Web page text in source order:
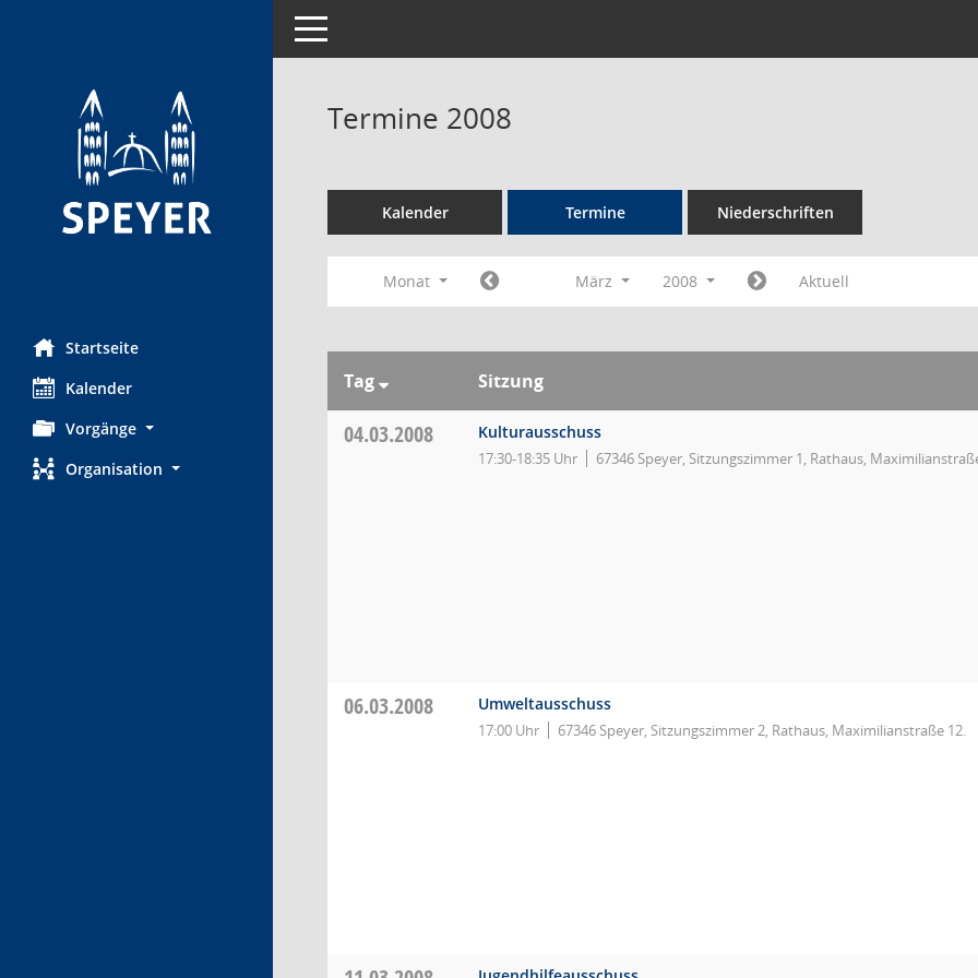
Startseite
Kalender
Vorgänge
Organisation
Toggle navigation
Termine 2008
Kalender Termine Niederschriften
Monat März 2008 Aktuell
Tag Sitzung
04.03.2008 Kulturausschuss
17:30-18:35 Uhr 67346 Speyer, Sitzungszimmer 1, Rathaus,
06.03.2008 Umweltausschuss
17:00 Uhr 67346 Speyer, Sitzungszimmer 2, Rathaus, Maximilianstraße 12.